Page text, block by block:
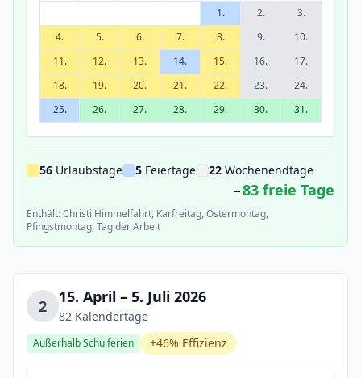
1.
2.
3.
4.
5. 6. 7. 8. 9.
10.
11.
12. 13. 14. 15. 16.
17.
18.
19. 20. 21. 22. 23.
24.
25.
26. 27. 28. 29. 30. 31.
56 Urlaubstage 5 Feiertage 22 Wochenendtage
→83 freie Tage
Enthält: Christi Himmelfahrt, Karfreitag, Ostermontag,
Pfingstmontag, Tag der Arbeit
2 15. April – 5. Juli 2026
82 Kalendertage
Außerhalb Schulferien +46% Effizienz